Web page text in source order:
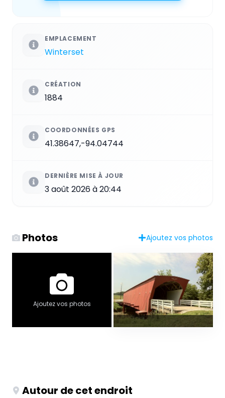
EMPLACEMENT
Winterset
CRÉATION
1884
COORDONNÉES GPS
41.38647,-94.04744
DERNIÈRE MISE À JOUR
3 août 2026 à 20:44
Photos Ajoutez vos photos
Ajoutez vos photos
Autour de cet endroit